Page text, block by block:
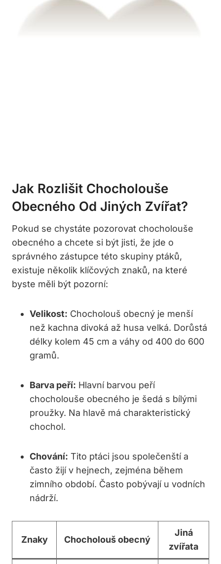
Jak Rozlišit Chocholouše
Obecného Od Jiných Zvířat?
Pokud se chystáte pozorovat chocholouše
obecného a chcete si být jisti, že jde o
správného zástupce této skupiny ptáků,
existuje několik klíčových znaků, na které
byste měli být pozorní:
Velikost: Chocholouš obecný je menší
než kachna divoká až husa velká. Dorůstá
délky kolem 45 cm a váhy od 400 do 600
gramů.
Barva peří: Hlavní barvou peří
chocholouše obecného je šedá s bílými
proužky. Na hlavě má charakteristický
chochol.
Chování: Tito ptáci jsou společenští a
často žijí v hejnech, zejména během
zimního období. Často pobývají u vodních
nádrží.
Znaky Chocholouš obecný
Jiná
zvířata